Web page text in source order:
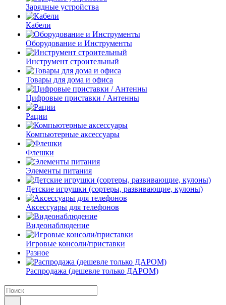
Зарядные устройства
Кабели
Оборудование и Инструменты
Инструмент строительный
Товары для дома и офиса
Цифровые приставки / Антенны
Рации
Компьютерные аксессуары
Флешки
Элементы питания
Детские игрушки (сортеры, развивающие, кулоны)
Аксессуары для телефонов
Видеонаблюдение
Игровые консоли/приставки
Разное
Распродажа (дешевле только ДАРОМ)